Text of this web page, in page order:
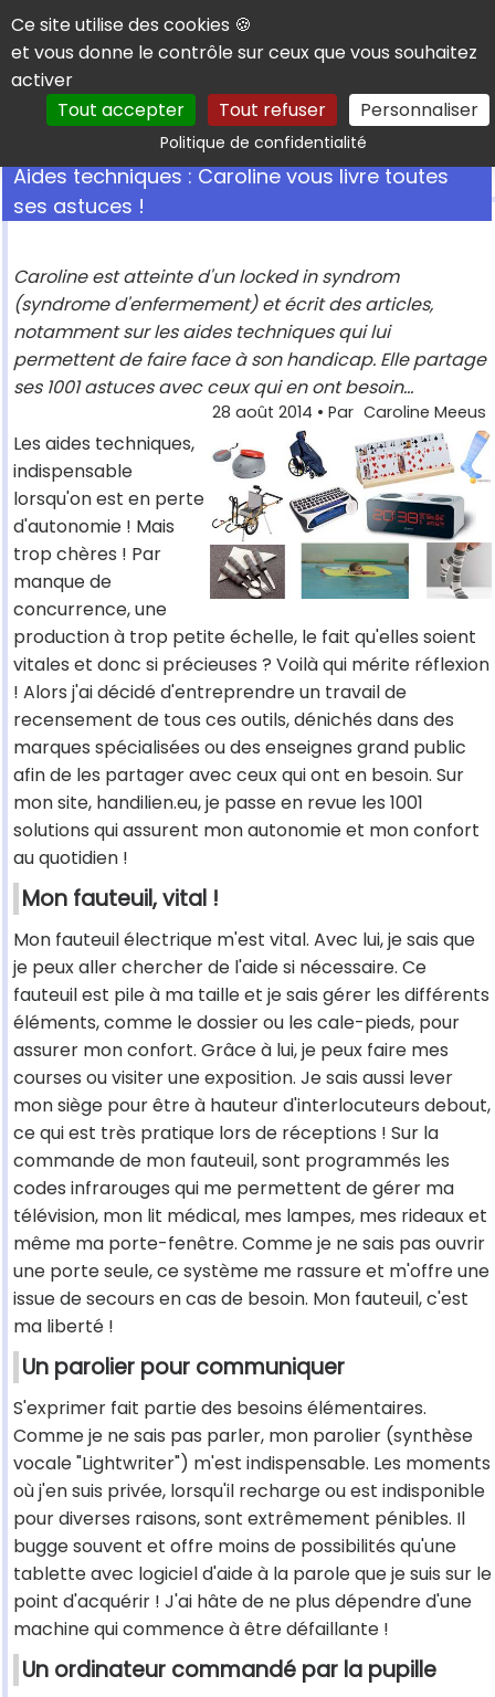
Panneau de gestion des cookies
Ce site utilise des cookies 🍪
et vous donne le contrôle sur ceux que vous souhaitez
activer
Tout accepter
Tout refuser Personnaliser
Politique de confidentialitéRechercher
Aides techniques : Caroline vous livre toutes
ses astuces !
Caroline est atteinte d'un locked in syndrom
(syndrome d'enfermement) et écrit des articles,
notamment sur les aides techniques qui lui
permettent de faire face à son handicap. Elle partage
ses 1001 astuces avec ceux qui en ont besoin...
28 août 2014 • Par Caroline Meeus
Les aides techniques,
indispensable
lorsqu'on est en perte
d'autonomie ! Mais
trop chères ! Par
manque de
concurrence, une
production à trop petite échelle, le fait qu'elles soient
vitales et donc si précieuses ? Voilà qui mérite réflexion
! Alors j'ai décidé d'entreprendre un travail de
recensement de tous ces outils, dénichés dans des
marques spécialisées ou des enseignes grand public
afin de les partager avec ceux qui ont en besoin. Sur
mon site, handilien.eu, je passe en revue les 1001
solutions qui assurent mon autonomie et mon confort
au quotidien !
Mon fauteuil, vital !
Mon fauteuil électrique m'est vital. Avec lui, je sais que
je peux aller chercher de l'aide si nécessaire. Ce
fauteuil est pile à ma taille et je sais gérer les différents
éléments, comme le dossier ou les cale-pieds, pour
assurer mon confort. Grâce à lui, je peux faire mes
courses ou visiter une exposition. Je sais aussi lever
mon siège pour être à hauteur d'interlocuteurs debout,
ce qui est très pratique lors de réceptions ! Sur la
commande de mon fauteuil, sont programmés les
codes infrarouges qui me permettent de gérer ma
télévision, mon lit médical, mes lampes, mes rideaux et
même ma porte-fenêtre. Comme je ne sais pas ouvrir
une porte seule, ce système me rassure et m'offre une
issue de secours en cas de besoin. Mon fauteuil, c'est
ma liberté !
Un parolier pour communiquer
S'exprimer fait partie des besoins élémentaires.
Comme je ne sais pas parler, mon parolier (synthèse
vocale "Lightwriter") m'est indispensable. Les moments
où j'en suis privée, lorsqu'il recharge ou est indisponible
pour diverses raisons, sont extrêmement pénibles. Il
bugge souvent et offre moins de possibilités qu'une
tablette avec logiciel d'aide à la parole que je suis sur le
point d'acquérir ! J'ai hâte de ne plus dépendre d'une
machine qui commence à être défaillante !
Un ordinateur commandé par la pupille